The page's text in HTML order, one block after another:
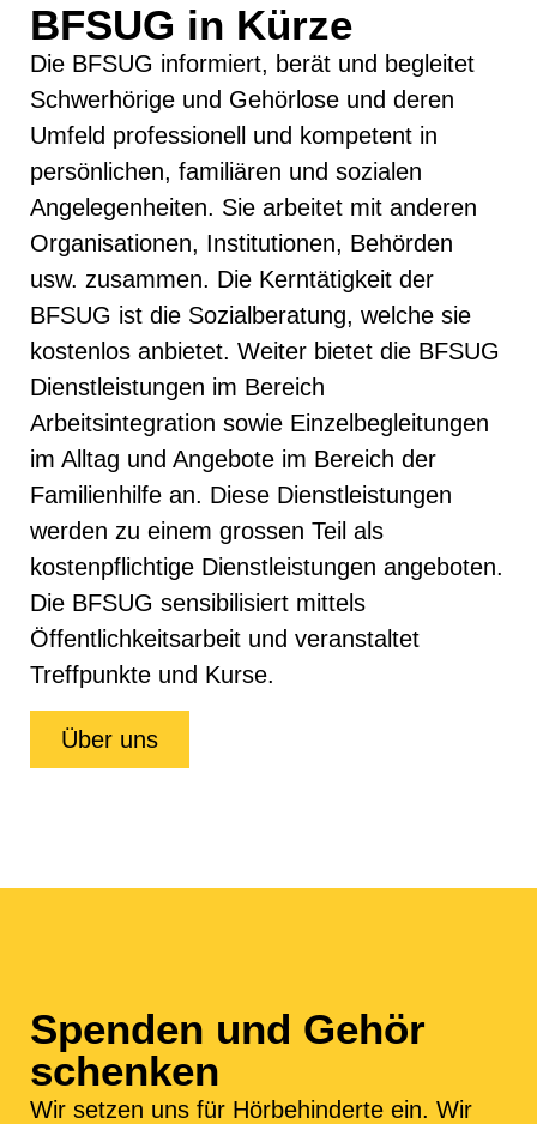
BFSUG in Kürze
Die BFSUG informiert, berät und begleitet
Schwerhörige und Gehörlose und deren
Umfeld professionell und kompetent in
persönlichen, familiären und sozialen
Angelegenheiten. Sie arbeitet mit anderen
Organisationen, Institutionen, Behörden
usw. zusammen. Die Kerntätigkeit der
BFSUG ist die Sozialberatung, welche sie
kostenlos anbietet. Weiter bietet die BFSUG
Dienstleistungen im Bereich
Arbeitsintegration sowie Einzelbegleitungen
im Alltag und Angebote im Bereich der
Familienhilfe an. Diese Dienstleistungen
werden zu einem grossen Teil als
kostenpflichtige Dienstleistungen angeboten.
Die BFSUG sensibilisiert mittels
Öffentlichkeitsarbeit und veranstaltet
Treffpunkte und Kurse.
Über uns
Spenden und Gehör
schenken
Wir setzen uns für Hörbehinderte ein. Wir